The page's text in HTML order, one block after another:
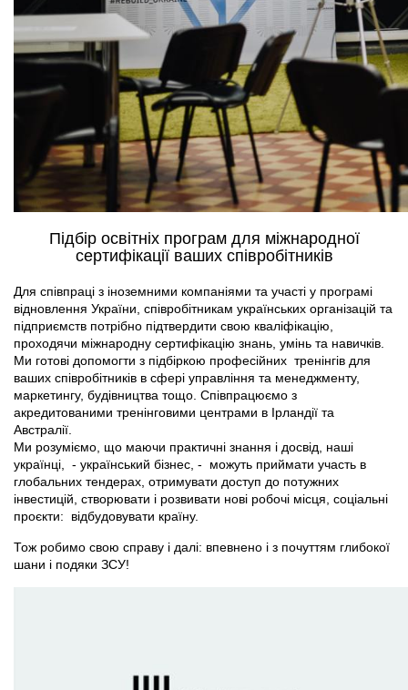
Підбір освітніх програм для міжнародної
сертифікації ваших співробітників
Для співпраці з іноземними компаніями та участі у програмі
відновлення України, співробітникам українських організацій та
підприємств потрібно підтвердити свою кваліфікацію,
проходячи міжнародну сертифікацію знань, умінь та навичків.
Ми готові допомогти з підбіркою професійних тренінгів для
ваших співробітників в сфері управління та менеджменту,
маркетингу, будівництва тощо. Співпрацюємо з
акредитованими тренінговими центрами в Ірландії та
Австралії.
Ми розуміємо, що маючи практичні знання і досвід, наші
українці, - український бізнес, - можуть приймати участь в
глобальних тендерах, отримувати доступ до потужних
інвестицій, створювати і розвивати нові робочі місця, соціальні
проєкти: відбудовувати країну.
Тож робимо свою справу і далі: впевнено і з почуттям глибокої
шани і подяки ЗСУ!